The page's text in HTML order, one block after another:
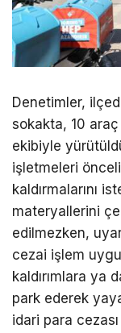
Denetimler,
sokakta, 10
ekibiyle
işletmeleri
kaldırmalarını
materyallerini
edilmezken,
cezai işlem
kaldırımlara ya
park ederek
idari para